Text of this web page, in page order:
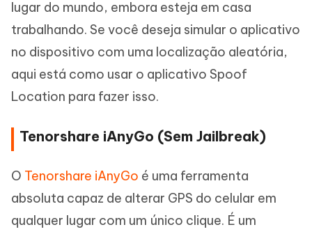
lugar do mundo, embora esteja em casa
trabalhando. Se você deseja simular o aplicativo
no dispositivo com uma localização aleatória,
aqui está como usar o aplicativo Spoof
Location para fazer isso.
Tenorshare iAnyGo (Sem Jailbreak)
O Tenorshare iAnyGo é uma ferramenta
absoluta capaz de alterar GPS do celular em
qualquer lugar com um único clique. É um